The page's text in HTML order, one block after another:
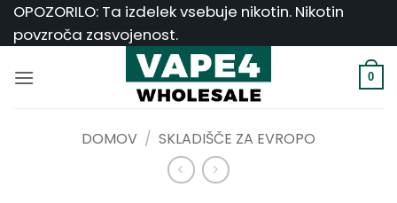
Skoči
na
OPOZORILO: Ta izdelek vsebuje nikotin. Nikotin
povzroča zasvojenost.
0
DOMOV / SKLADIŠČE ZA EVROPO